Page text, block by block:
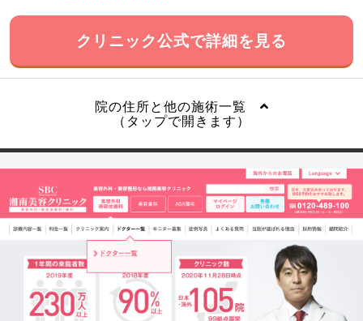
クリニック公式で詳細を見る
院の住所と他の施術一覧
（タップで開きます）